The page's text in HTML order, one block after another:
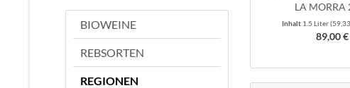
Brandini - La Morra
BIOWEINE
REBSORTEN
REGIONEN
LA MORRA
Inhalt 1.5 Liter
89,00 €